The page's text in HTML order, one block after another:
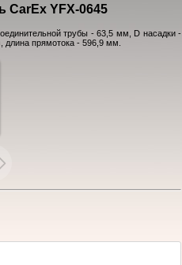
CarEx YFX-0645
трубы - 63,5 мм, D насадки -
прямотока - 596,9 мм.